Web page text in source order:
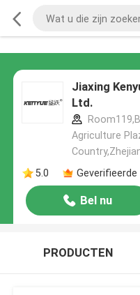
Jiaxing
Ltd.
Agriculture
5.0
Geverifieerde
Bel nu
PRODUCTEN